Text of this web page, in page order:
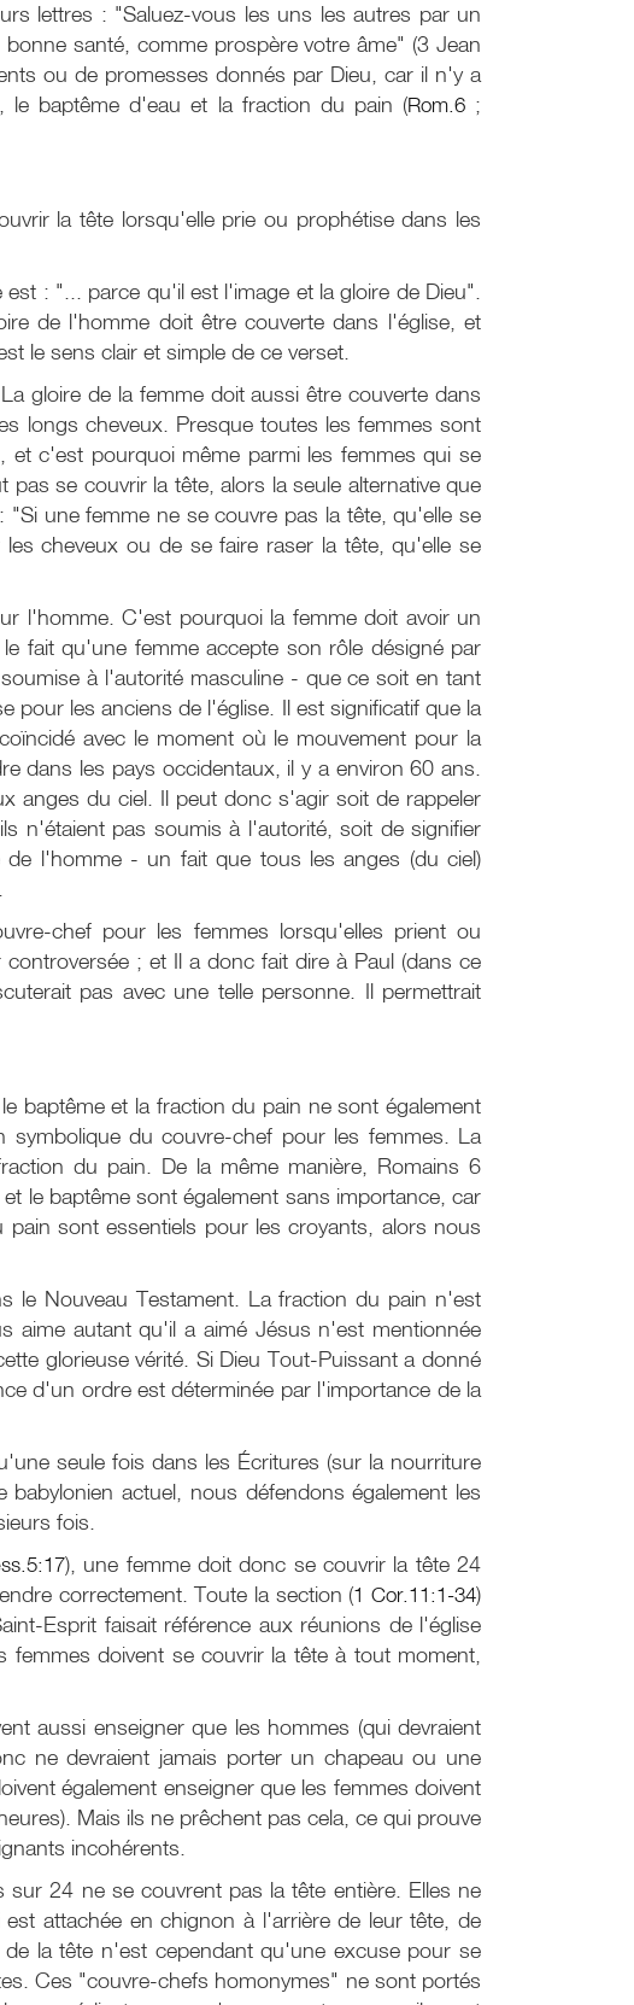
lettres : "Saluez-vous les uns les autres par un
santé, comme prospère votre âme" (3 Jean
ou de promesses donnés par Dieu, car il n'y a
le baptême d'eau et la fraction du pain (Rom.6;
la tête lorsqu'elle prie ou prophétise dans les
: "... parce qu'il est l'image et la gloire de Dieu".
de l'homme doit être couverte dans l'église, et
le sens clair et simple de ce verset.
gloire de la femme doit aussi être couverte dans
longs cheveux. Presque toutes les femmes sont
et c'est pourquoi même parmi les femmes qui se
se couvrir la tête, alors la seule alternative que
une femme ne se couvre pas la tête, qu'elle se
cheveux ou de se faire raser la tête, qu'elle se
l'homme. C'est pourquoi la femme doit avoir un
fait qu'une femme accepte son rôle désigné par
à l'autorité masculine - que ce soit en tant
les anciens de l'église. Il est significatif que la
avec le moment où le mouvement pour la
dans les pays occidentaux, il y a environ 60 ans.
anges du ciel. Il peut donc s'agir soit de rappeler
n'étaient pas soumis à l'autorité, soit de signifier
l'homme - un fait que tous les anges (du ciel)
chef pour les femmes lorsqu'elles prient ou
; et Il a donc fait dire à Paul (dans ce
pas avec une telle personne. Il permettrait
baptême et la fraction du pain ne sont également
symbolique du couvre-chef pour les femmes. La
du pain. De la même manière, Romains 6
le baptême sont également sans importance, car
sont essentiels pour les croyants, alors nous
le Nouveau Testament. La fraction du pain n'est
aime autant qu'il a aimé Jésus n'est mentionnée
glorieuse vérité. Si Dieu Tout-Puissant a donné
d'un ordre est déterminée par l'importance de la
seule fois dans les Écritures (sur la nourriture
actuel, nous défendons également les
fois.
), une femme doit donc se couvrir la tête 24
correctement. Toute la section (1 Cor.11:1-34)
Esprit faisait référence aux réunions de l'église
doivent se couvrir la tête à tout moment,
aussi enseigner que les hommes (qui devraient
ne devraient jamais porter un chapeau ou une
également enseigner que les femmes doivent
Mais ils ne prêchent pas cela, ce qui prouve
incohérents.
24 ne se couvrent pas la tête entière. Elles ne
attachée en chignon à l'arrière de leur tête, de
la tête n'est cependant qu'une excuse pour se
Ces "couvre-chefs homonymes" ne sont portés